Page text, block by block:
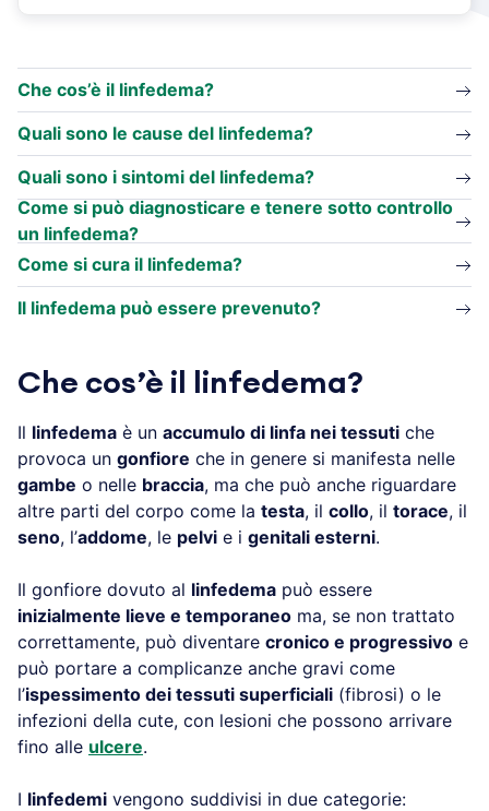
Che cos’è il linfedema?
Quali sono le cause del linfedema?
Quali sono i sintomi del linfedema?
Come si può diagnosticare e tenere sotto controllo
un linfedema?
Come si cura il linfedema?
Il linfedema può essere prevenuto?
Che cos’è il linfedema?
Il linfedema è un accumulo di linfa nei tessuti che
provoca un gonfiore che in genere si manifesta nelle
gambe o nelle braccia, ma che può anche riguardare
altre parti del corpo come la testa, il collo, il torace, il
seno, l’addome, le pelvi e i genitali esterni.
Il gonfiore dovuto al linfedema può essere
inizialmente lieve e temporaneo ma, se non trattato
correttamente, può diventare cronico e progressivo e
può portare a complicanze anche gravi come
l’ispessimento dei tessuti superficiali (fibrosi) o le
infezioni della cute, con lesioni che possono arrivare
fino alle ulcere.
I linfedemi vengono suddivisi in due categorie: